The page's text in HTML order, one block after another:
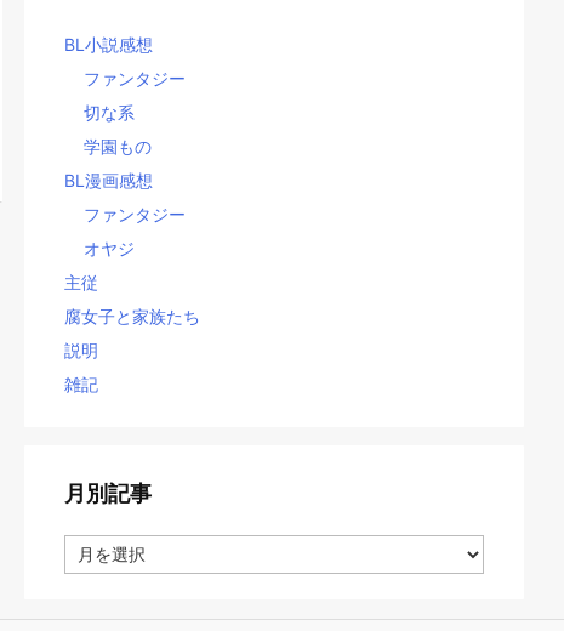
BL小説感想
ファンタジー
切な系
学園もの
BL漫画感想
ファンタジー
オヤジ
主従
腐女子と家族たち
説明
雑記
月別記事
別
事